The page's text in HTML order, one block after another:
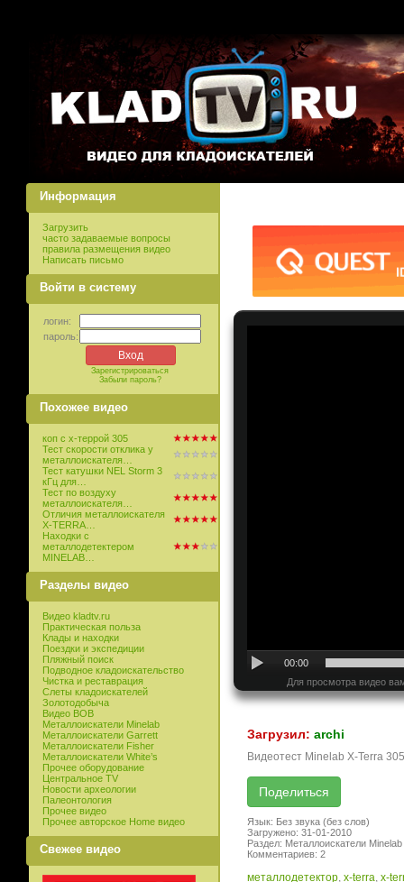
Информация
Загрузить
часто задаваемые вопросы
правила размещения видео
Написать письмо
Войти в систему
логин:
пароль:
Зарегистрироваться
Забыли пароль?
Похожее видео
коп с х-террой 305
Тест скорости отклика у
металлоискателя…
Тест катушки NEL Storm 3
кГц для…
Тест по воздуху
металлоискателя…
Отличия металлоискателя
X-TERRA…
Находки с
металлодетектером
MINELAB…
Разделы видео
Видео kladtv.ru
Практическая польза
Клады и находки
Поездки и экспедиции
Пляжный поиск
Подводное кладоискательство
Чистка и реставрация
Слеты кладоискателей
Золотодобыча
Видео ВОВ
Металлоискатели Minelab
Металлоискатели Garrett
Металлоискатели Fisher
Металлоискатели White’s
Прочее оборудование
Центральное TV
Новости археологии
Палеонтология
Прочее видео
Прочее авторское Home видео
Свежее видео
00:00
Для просмотра видео
Загрузил: archi
Видеотест Minelab X-Terra
Язык: Без звука (без слов)
Загружено: 31-01-2010
Раздел: Металлоискатели Minelab
Комментариев: 2
металлодетектор, x-terra, x-